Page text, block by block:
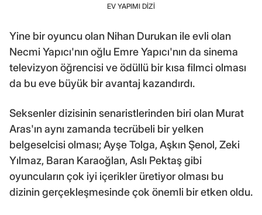
EV YAPIMI DİZİ
Yine bir oyuncu olan Nihan Durukan ile evli olan
Necmi Yapıcı'nın oğlu Emre Yapıcı'nın da sinema
televizyon öğrencisi ve ödüllü bir kısa filmci olması
da bu eve büyük bir avantaj kazandırdı.
Seksenler dizisinin senaristlerinden biri olan Murat
Aras'ın aynı zamanda tecrübeli bir yelken
belgeselcisi olması; Ayşe Tolga, Aşkın Şenol, Zeki
Yılmaz, Baran Karaoğlan, Aslı Pektaş gibi
oyuncuların çok iyi içerikler üretiyor olması bu
dizinin gerçekleşmesinde çok önemli bir etken oldu.